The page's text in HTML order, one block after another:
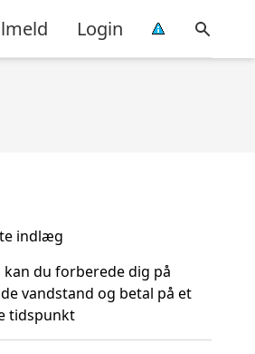
Login
indlæg
kan du forberede dig på
vandstand og betal på et
tidspunkt